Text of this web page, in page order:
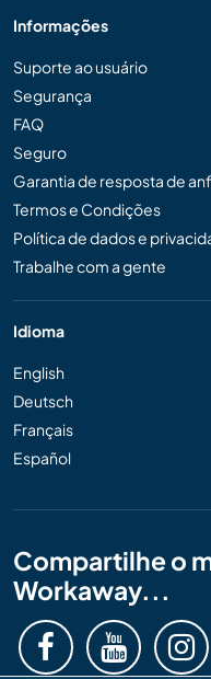
Informações
Suporte ao usuário
Segurança
FAQ
Seguro
Garantia de resposta de
Termos e Condições
Política de dados e
Trabalhe com a gente
Idioma
English
Deutsch
Français
Español
Compartilhe o
Workaway...